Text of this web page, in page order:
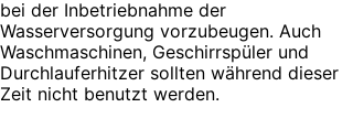
bei der Inbetriebnahme der
Wasserversorgung vorzubeugen. Auch
Waschmaschinen, Geschirrspüler und
Durchlauferhitzer sollten während dieser
Zeit nicht benutzt werden.